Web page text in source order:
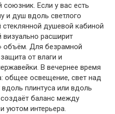
Если у вас есть
и душ вдоль светлого
душевой кабиной
визуально расширит
объём. Для безрамной
от влаги и
В вечернее время
общее освещение, свет над
плинтуса или вдоль
баланс между
уютом интерьера.